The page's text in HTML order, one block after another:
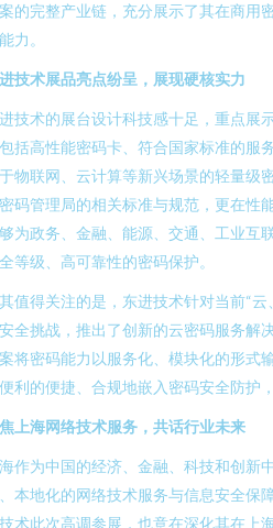
的完整产业链，充分展示了其在商用
力。
技术展品亮点纷呈，展现硬核实力
技术的展台设计科技感十足，重点展
括高性能密码卡、符合国家标准的服
物联网、云计算等新兴场景的轻量级
码管理局的相关标准与规范，更在性
为政务、金融、能源、交通、工业互
等级、高可靠性的密码保护。
值得关注的是，东进技术针对当前“
全挑战，推出了创新的云密码服务解
将密码能力以服务化、模块化的形式
利的便捷、合规地嵌入密码安全防护
上海网络技术服务，共话行业未来
作为中国的经济、金融、科技和创新
本地化的网络技术服务与信息安全保
术此次高调参展，也意在深化其在上